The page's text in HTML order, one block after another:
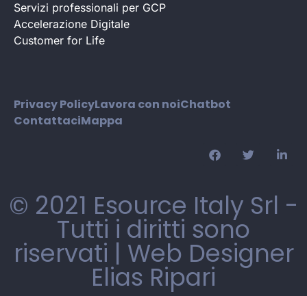
Servizi professionali per GCP
Accelerazione Digitale
Customer for Life
Privacy PolicyLavora con noiChatbot
ContattaciMappa
© 2021 Esource Italy Srl -
Tutti i diritti sono
riservati | Web Designer
Elias Ripari